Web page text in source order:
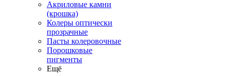
Акриловые камни
(крошка)
Колеры оптически
прозрачные
Пасты колеровочные
Порошковые
пигменты
Ещё